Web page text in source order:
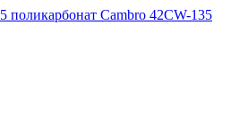
поликарбонат Cambro 42CW-135